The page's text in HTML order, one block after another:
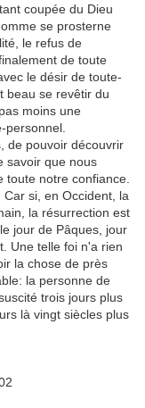
coupée du Dieu
se prosterne
le refus de
de toute
le désir de toute-
beau se revêtir du
moins une
de pouvoir découvrir
savoir que nous
notre confiance.
si, en Occident, la
la résurrection est
jour de Pâques, jour
Une telle foi n'a rien
la chose de près
la personne de
trois jours plus
là vingt siècles plus